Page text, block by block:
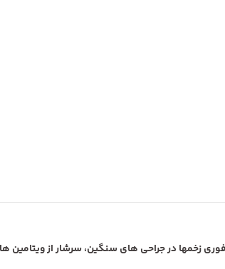
زخمها در جراحی های سنگین، سرشار از ویتامین